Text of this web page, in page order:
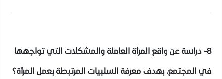
8- دراسة عن واقع المرأة العاملة والمشكلات التي تواجهها
في المجتمع. بهدف معرفة السلبيات المرتبطة بعمل المرأة؟